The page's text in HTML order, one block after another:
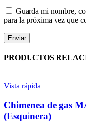
Guarda mi nombre,
para la próxima vez que
PRODUCTOS
Vista rápida
Chimenea de gas
(Esquinera)